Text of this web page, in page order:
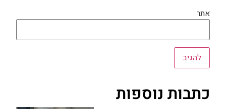
אתר
כתבות נוספות